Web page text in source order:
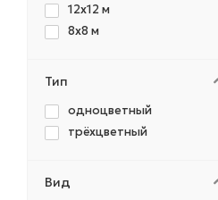
12х12 м
8х8 м
Тип
одноцветный
трёхцветный
Вид